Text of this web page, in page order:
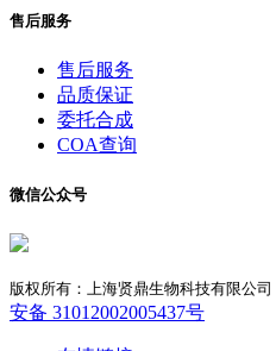
售后服务
售后服务
品质保证
委托合成
COA查询
微信公众号
版权所有：上海贤鼎生物科技有限公司
安备 31012002005437号